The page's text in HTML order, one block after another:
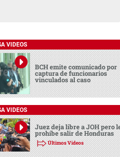
VIDEOS
BCH emite comunicado por
captura de funcionarios
vinculados al caso
VIDEOS
Juez deja libre a JOH pero
prohíbe salir de Honduras
Últimos Videos